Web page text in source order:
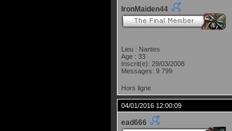
IronMaiden44
Lieu : Nantes
Age : 33
Inscrit(e): 29/03/2008
Messages: 9 799
Hors ligne
04/01/2016 12:00:09
ead666